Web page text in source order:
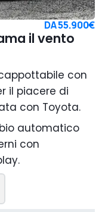
DA55.900€
il vento
con
il piacere di
con Toyota.
automatico
con